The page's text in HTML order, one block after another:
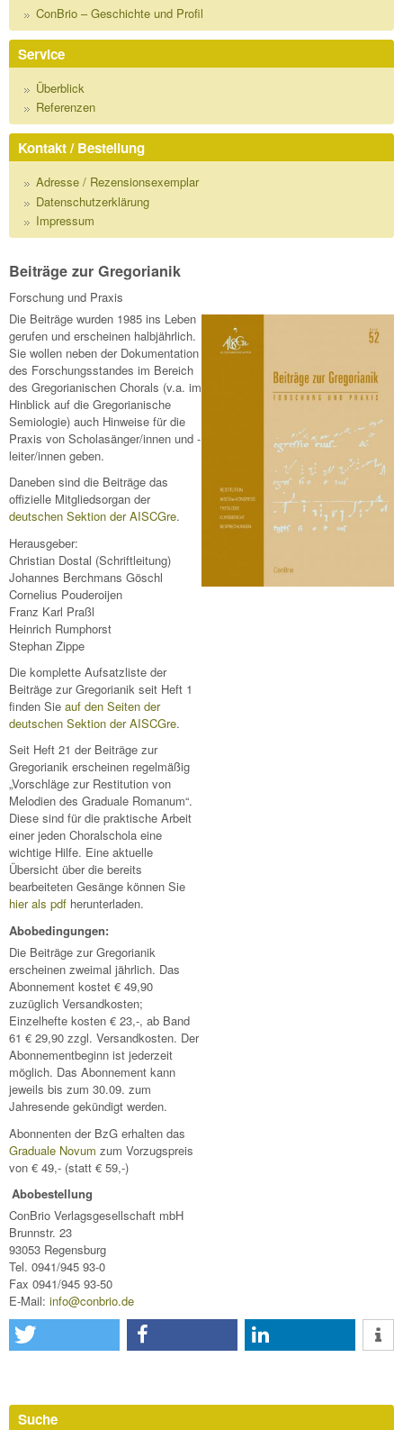
ConBrio – Geschichte und Profil
Service
Überblick
Referenzen
Kontakt / Bestellung
Adresse / Rezensionsexemplar
Datenschutzerklärung
Impressum
Beiträge zur Gregorianik
Forschung und Praxis
Die Beiträge wurden 1985 ins Leben
gerufen und erscheinen halbjährlich.
Sie wollen neben der Dokumentation
des Forschungsstandes im Bereich
des Gregorianischen Chorals (v.a. im
Hinblick auf die Gregorianische
Semiologie) auch Hinweise für die
Praxis von Scholasänger/innen und -
leiter/innen geben.
Daneben sind die Beiträge das
offizielle Mitgliedsorgan der
deutschen Sektion der AISCGre.
Herausgeber:
Christian Dostal (Schriftleitung)
Johannes Berchmans Göschl
Cornelius Pouderoijen
Franz Karl Praßl
Heinrich Rumphorst
Stephan Zippe
Die komplette Aufsatzliste der
Beiträge zur Gregorianik seit Heft 1
finden Sie auf den Seiten der
deutschen Sektion der AISCGre.
Seit Heft 21 der Beiträge zur
Gregorianik erscheinen regelmäßig
„Vorschläge zur Restitution von
Melodien des Graduale Romanum“.
Diese sind für die praktische Arbeit
einer jeden Choralschola eine
wichtige Hilfe. Eine aktuelle
Übersicht über die bereits
bearbeiteten Gesänge können Sie
hier als pdf herunterladen.
Abobedingungen:
Die Beiträge zur Gregorianik
erscheinen zweimal jährlich. Das
Abonnement kostet € 49,90
zuzüglich Versandkosten;
Einzelhefte kosten € 23,-, ab Band
61 € 29,90 zzgl. Versandkosten. Der
Abonnementbeginn ist jederzeit
möglich. Das Abonnement kann
jeweils bis zum 30.09. zum
Jahresende gekündigt werden.
Abonnenten der BzG erhalten das
Graduale Novum zum Vorzugspreis
von € 49,- (statt € 59,-)
Abobestellung
ConBrio Verlagsgesellschaft mbH
Brunnstr. 23
93053 Regensburg
Tel. 0941/945 93-0
Fax 0941/945 93-50
E-Mail: info@conbrio.de
Suche